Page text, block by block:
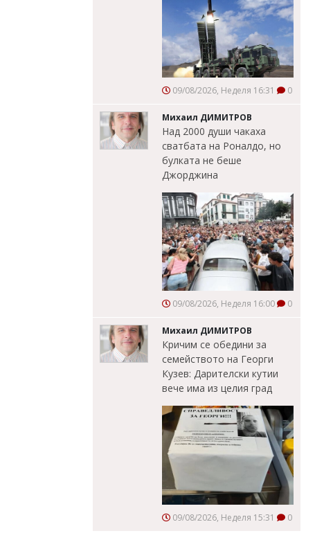
09/08/2026, Неделя 16:31 0
Михаил ДИМИТРОВ
Над 2000 души чакаха
сватбата на Роналдо, но
булката не беше
Джорджина
09/08/2026, Неделя 16:00 0
Михаил ДИМИТРОВ
Кричим се обедини за
семейството на Георги
Кузев: Дарителски кутии
вече има из целия град
09/08/2026, Неделя 15:31 0